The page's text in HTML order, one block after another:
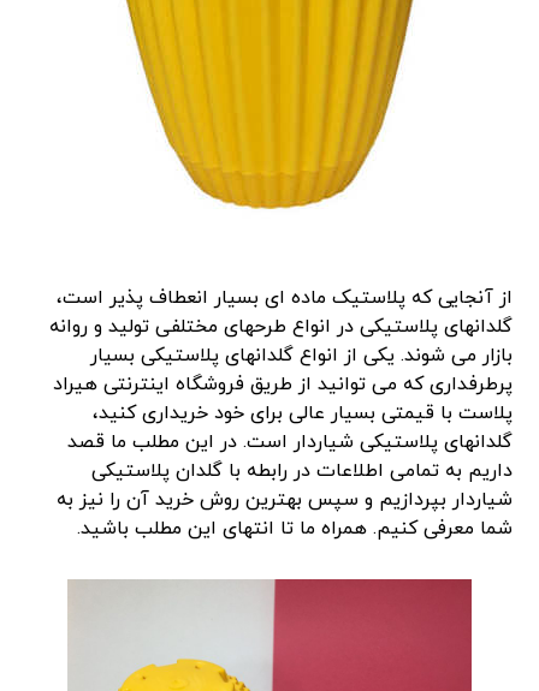
از آنجایی که پلاستیک ماده ای بسیار انعطاف پذیر است،
گلدانهای پلاستیکی در انواع طرحهای مختلفی تولید و روانه
بازار می شوند. یکی از انواع گلدانهای پلاستیکی بسیار
پرطرفداری که می توانید از طریق فروشگاه اینترنتی هیراد
پلاست با قیمتی بسیار عالی برای خود خریداری کنید،
گلدانهای پلاستیکی شیاردار است. در این مطلب ما قصد
داریم به تمامی اطلاعات در رابطه با گلدان پلاستیکی
شیاردار بپردازیم و سپس بهترین روش خرید آن را نیز به
شما معرفی کنیم. همراه ما تا انتهای این مطلب باشید.